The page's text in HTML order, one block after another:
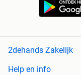
2dehands Zakelijk
Help en info